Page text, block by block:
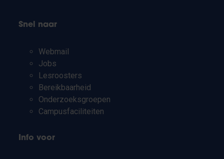
Snel naar
Webmail
Jobs
Lesroosters
Bereikbaarheid
Onderzoeksgroepen
Campusfaciliteiten
Info voor